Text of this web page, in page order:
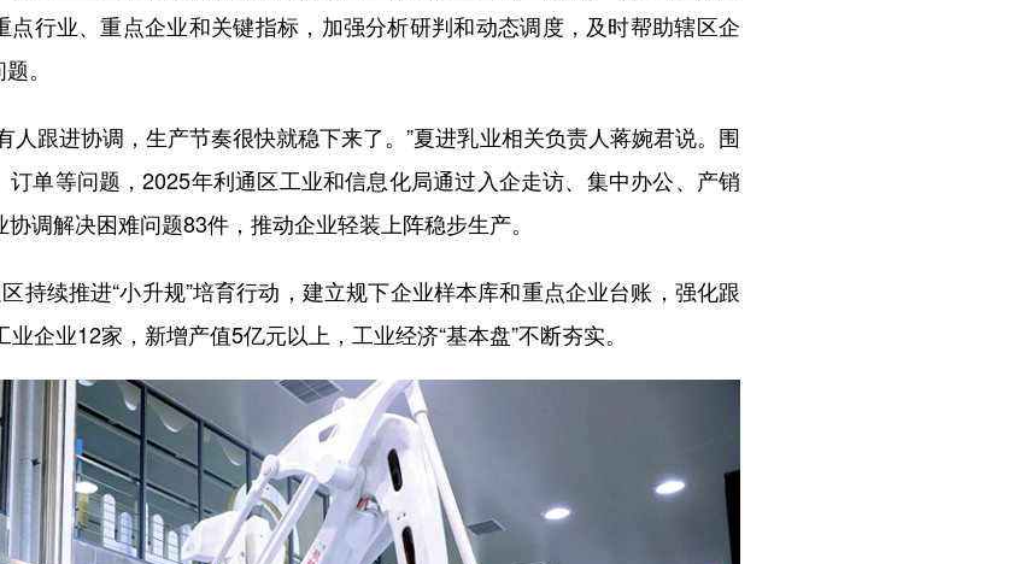
行业、重点企业和关键指标，加强分析研判和动态调度，及时帮助辖区企
。
跟进协调，生产节奏很快就稳下来了。”夏进乳业相关负责人蒋婉君说。围
单等问题，2025年利通区工业和信息化局通过入企走访、集中办公、产销
调解决困难问题83件，推动企业轻装上阵稳步生产。
续推进“小升规”培育行动，建立规下企业样本库和重点企业台账，强化跟
企业12家，新增产值5亿元以上，工业经济“基本盘”不断夯实。